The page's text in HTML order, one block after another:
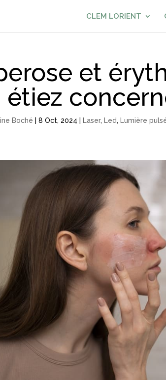
CLEM LORIENT
et
étiez
Boché |8 Oct, 2024 Laser, Led, Lumière